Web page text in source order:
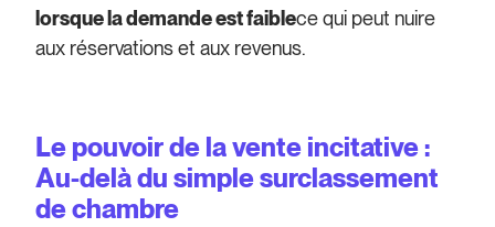
lorsque la demande est faiblece qui peut nuire
aux réservations et aux revenus.
Le pouvoir de la vente incitative :
Au-delà du simple surclassement
de chambre